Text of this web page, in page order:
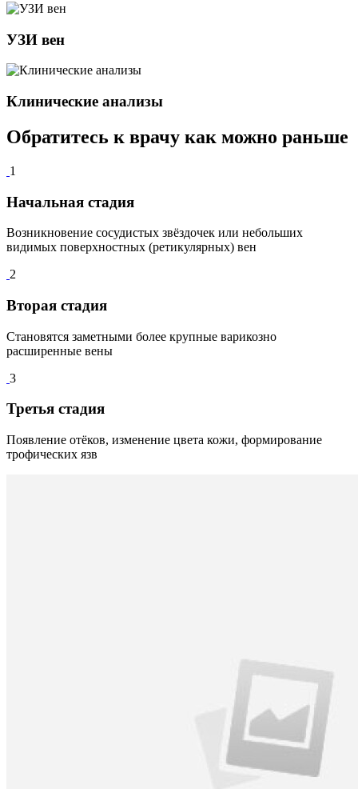
УЗИ вен
Клинические анализы
Обратитесь к врачу как можно раньше
1
Начальная стадия
Возникновение сосудистых звёздочек или небольших
видимых поверхностных (ретикулярных) вен
2
Вторая стадия
Становятся заметными более крупные варикозно
расширенные вены
3
Третья стадия
Появление отёков, изменение цвета кожи, формирование
трофических язв